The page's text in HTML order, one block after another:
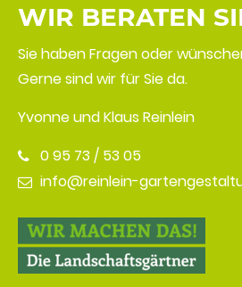
WIR BERATEN
Sie haben Fragen oder
Gerne sind wir für Sie da.
Yvonne und Klaus Reinlein
0 95 73 / 53 05
info@reinlein-